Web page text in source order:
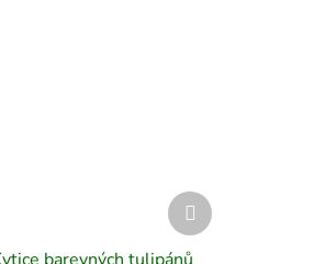
Další
produkt